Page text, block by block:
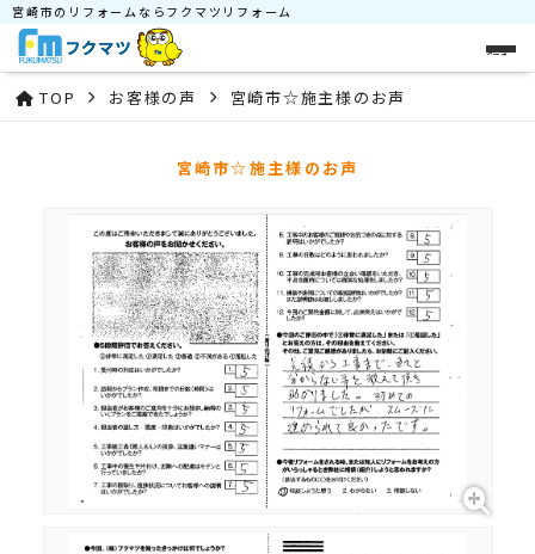
宮崎市のリフォームならフクマツリフォーム
メニュー
TOP お客様の声 宮崎市☆施主様のお声
宮崎市☆施主様のお声